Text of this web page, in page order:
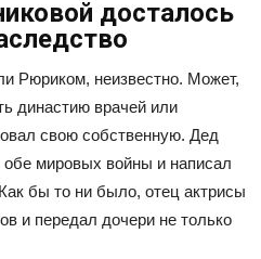
досталось
Рюриком, неизвестно. Может,
династию врачей или
свою собственную. Дед
мировых войны и написал
бы то ни было, отец актрисы
и передал дочери не только